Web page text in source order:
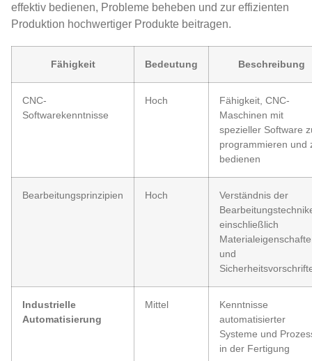
effektiv bedienen, Probleme beheben und zur effizienten
Produktion hochwertiger Produkte beitragen.
Fähigkeit Bedeutung Beschreibung
CNC-
Softwarekenntnisse
Hoch
Fähigkeit, CNC-
Maschinen mit
spezieller Software
programmieren und
bedienen
Bearbeitungsprinzipien Hoch
Verständnis der
einschließlich
und
Industrielle
Automatisierung
Mittel
Kenntnisse
automatisierter
Systeme und
in der Fertigung